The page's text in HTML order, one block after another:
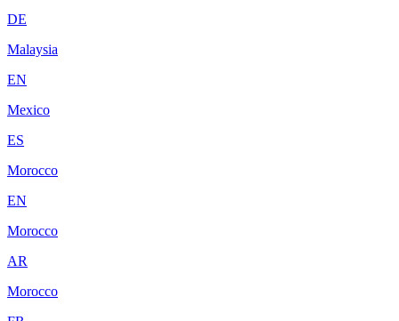
DE
Malaysia
EN
Mexico
ES
Morocco
EN
Morocco
AR
Morocco